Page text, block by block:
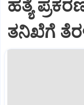
ಹತ್ಯೆ
ತನಿಖೆಗೆ